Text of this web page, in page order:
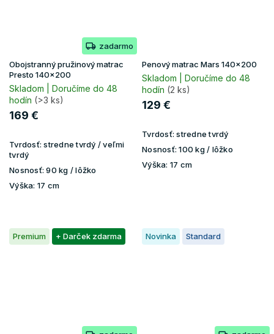
zadarmo
Obojstranný pružinový matrac
Presto 140x200
Skladom | Doručíme do 48
hodín (>3 ks)
169 €
Tvrdosť: stredne tvrdý / veľmi
tvrdý
Nosnosť:90 kg / lôžko
Výška: 17 cm
Penový matrac Mars 140x200
Skladom | Doručíme do 48
hodín (2 ks)
129 €
Tvrdosť: stredne tvrdý
Nosnosť: 100 kg / lôžko
Výška: 17 cm
Premium + Darček zdarma Novinka Standard